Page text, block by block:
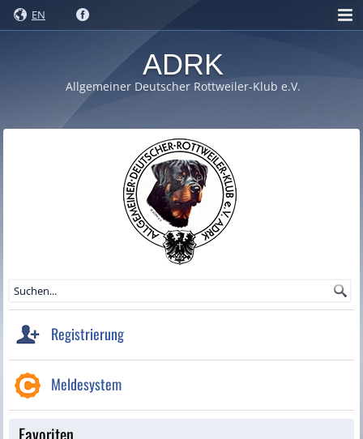
EN
ADRK
Allgemeiner Deutscher Rottweiler-Klub e.V.
Registrierung
Meldesystem